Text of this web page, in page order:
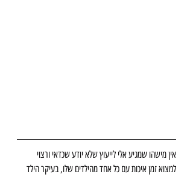
אין מישהו שמגיע אלי לייעוץ שלא יודע שכדאי ורצוי
למצוא זמן איכות עם כל אחד מהילדים שלו, בעיקר הילד